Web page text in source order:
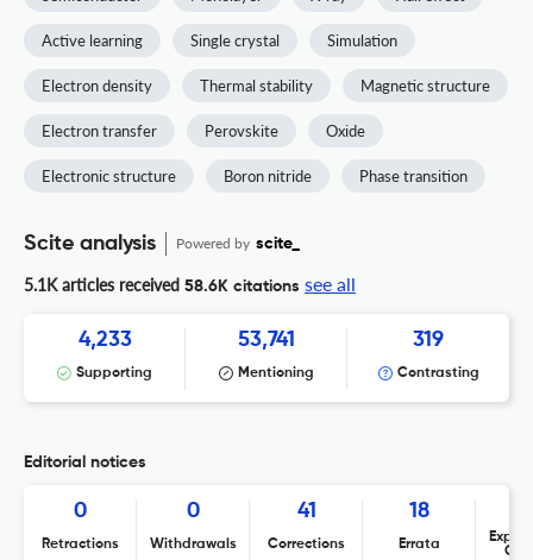
Active learning Single crystal Simulation
Electron density Thermal stability Magnetic structure
Electron transfer Perovskite Oxide
Electronic structure Boron nitride Phase transition
Scite analysis Powered by scite_
5.1K articles received 58.6K citations see all
4,233
Supporting
53,741
Mentioning
319
Contrasting
Editorial notices
0
Retractions
0
Withdrawals
41
Corrections
18
Errata